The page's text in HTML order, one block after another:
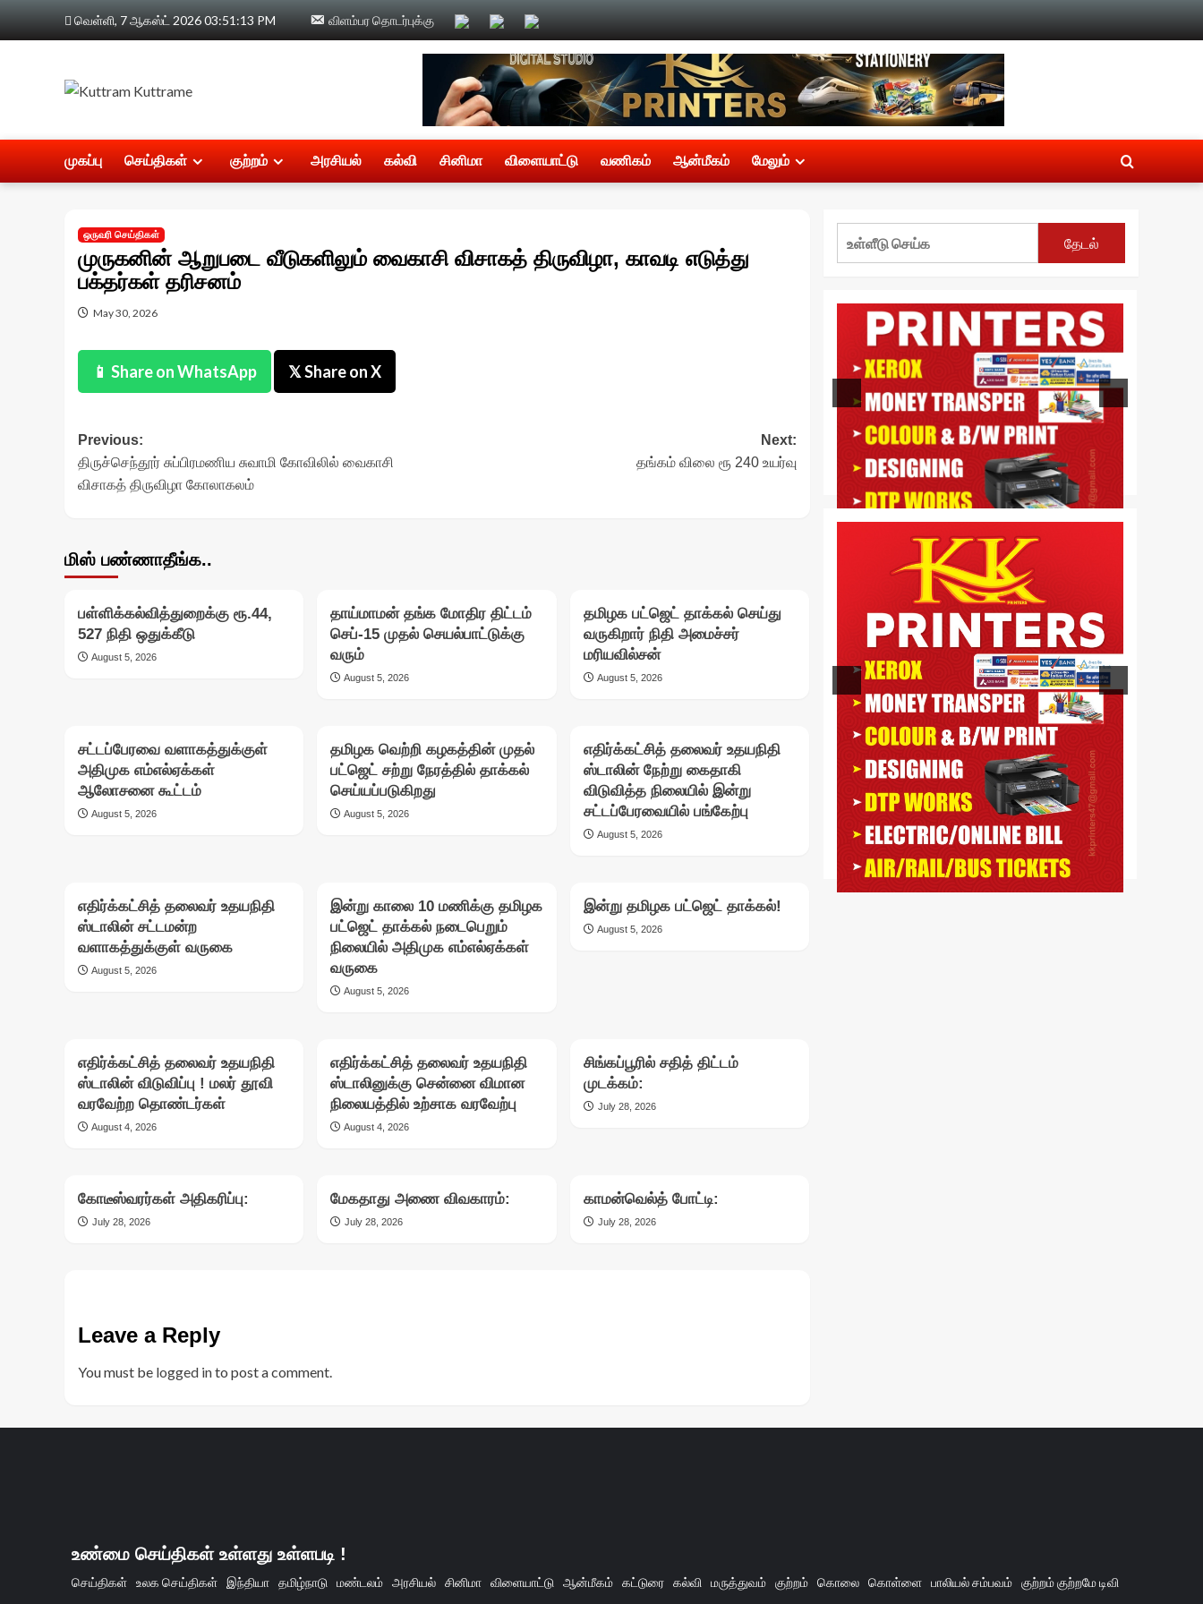
வெள்ளி, 7 ஆகஸ்ட் 202603:51:13 PM விளம்பர தொடர்புக்கு
முகப்பு செய்திகள் குற்றம் அரசியல் கல்வி சினிமா விளையாட்டு வணிகம் ஆன்மீகம் மேலும்
ஒருவரி செய்திகள்
முருகனின் ஆறுபடை வீடுகளிலும் வைகாசி விசாகத் திருவிழா, காவடி எடுத்து
பக்தர்கள் தரிசனம்
May 30, 2026
📱 Share on WhatsApp 𝕏 Share on X
Post
navigation
Previous:
திருச்செந்தூர் சுப்பிரமணிய சுவாமி கோவிலில் வைகாசி
விசாகத் திருவிழா கோலாகலம்
Next:
தங்கம் விலை ரூ 240 உயர்வு
மிஸ் பண்ணாதீங்க..
பள்ளிக்கல்வித்துறைக்கு ரூ.44,
527 நிதி ஒதுக்கீடு
August 5, 2026
தாய்மாமன் தங்க மோதிர திட்டம்
செப்-15 முதல் செயல்பாட்டுக்கு
வரும்
August 5, 2026
தமிழக பட்ஜெட் தாக்கல் செய்து
வருகிறார் நிதி அமைச்சர்
மரியவில்சன்
August 5, 2026
சட்டப்பேரவை வளாகத்துக்குள்
அதிமுக எம்எல்ஏக்கள்
ஆலோசனை கூட்டம்
August 5, 2026
தமிழக வெற்றி கழகத்தின் முதல்
பட்ஜெட் சற்று நேரத்தில் தாக்கல்
செய்யப்படுகிறது
August 5, 2026
எதிர்க்கட்சித் தலைவர் உதயநிதி
ஸ்டாலின் நேற்று கைதாகி
விடுவித்த நிலையில் இன்று
சட்டப்பேரவையில் பங்கேற்பு
August 5, 2026
எதிர்க்கட்சித் தலைவர் உதயநிதி
ஸ்டாலின் சட்டமன்ற
வளாகத்துக்குள் வருகை
August 5, 2026
இன்று காலை 10 மணிக்கு தமிழக
பட்ஜெட் தாக்கல் நடைபெறும்
நிலையில் அதிமுக எம்எல்ஏக்கள்
வருகை
August 5, 2026
இன்று தமிழக பட்ஜெட் தாக்கல்!
August 5, 2026
எதிர்க்கட்சித் தலைவர் உதயநிதி
ஸ்டாலின் விடுவிப்பு ! மலர் தூவி
வரவேற்ற தொண்டர்கள்
August 4, 2026
எதிர்க்கட்சித் தலைவர் உதயநிதி
ஸ்டாலினுக்கு சென்னை விமான
நிலையத்தில் உற்சாக வரவேற்பு
August 4, 2026
சிங்கப்பூரில் சதித் திட்டம்
முடக்கம்:
July 28, 2026
கோடீஸ்வரர்கள் அதிகரிப்பு:
July 28, 2026
மேகதாது அணை விவகாரம்:
July 28, 2026
காமன்வெல்த் போட்டி:
July 28, 2026
Leave a Reply
You must be logged into post a comment.
தேடல்
உண்மை செய்திகள் உள்ளது உள்ளபடி !
செய்திகள் உலக செய்திகள் இந்தியா தமிழ்நாடு மண்டலம் அரசியல் சினிமா விளையாட்டு ஆன்மீகம் கட்டுரை கல்வி மருத்துவம் குற்றம் கொலை கொள்ளை பாலியல் சம்பவம் குற்றம் குற்றமே டிவி